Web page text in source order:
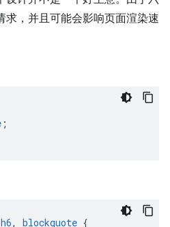
求，并且可能会影响页面渲染速
;
h6, blockquote {